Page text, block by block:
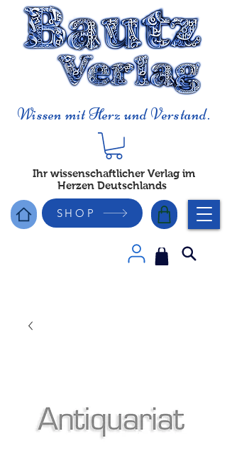
Wissen mit Herz und Verstand.
Ihr wissenschaftlicher Verlag im
Herzen Deutschlands
SHOP